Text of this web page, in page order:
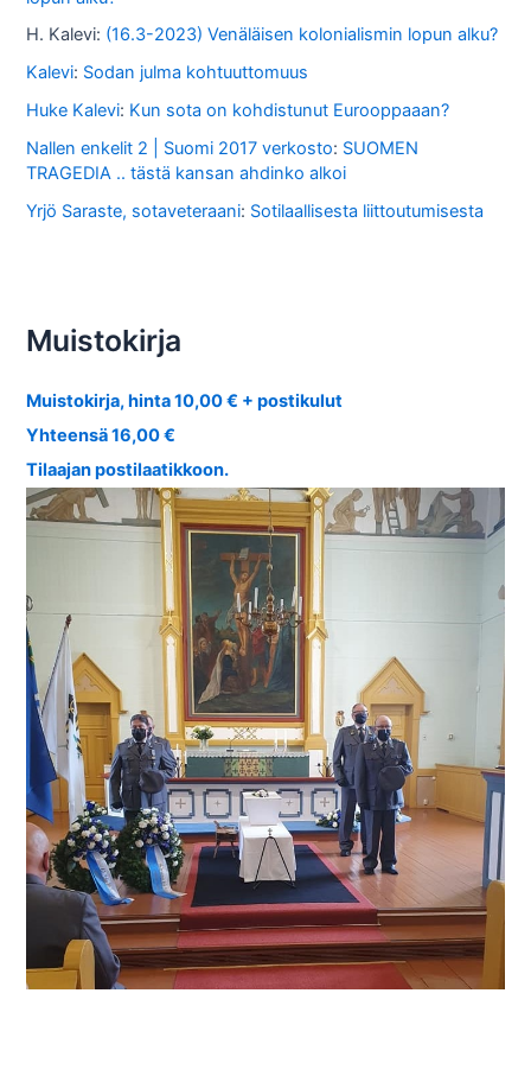
H. Kalevi: (16.3-2023) Venäläisen kolonialismin lopun alku?
Kalevi: Sodan julma kohtuuttomuus
Huke Kalevi: Kun sota on kohdistunut Eurooppaaan?
Nallen enkelit 2 | Suomi 2017 verkosto: SUOMEN
TRAGEDIA .. tästä kansan ahdinko alkoi
Yrjö Saraste, sotaveteraani: Sotilaallisesta liittoutumisesta
Muistokirja
Muistokirja, hinta 10,00 € + postikulut
Yhteensä 16,00 €
Tilaajan postilaatikkoon.